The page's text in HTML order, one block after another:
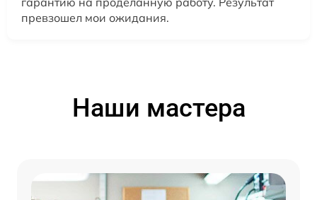
превзошел мои ожидания.
Наши мастера